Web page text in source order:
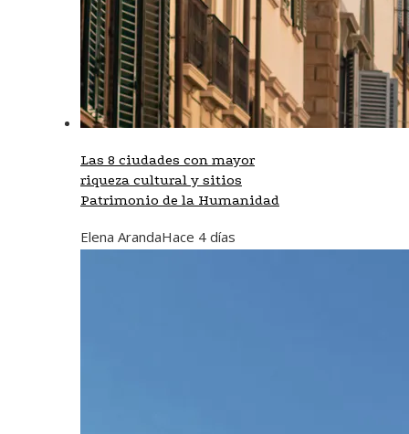
Las 8 ciudades con mayor
riqueza cultural y sitios
Patrimonio de la Humanidad
Elena ArandaHace 4 días